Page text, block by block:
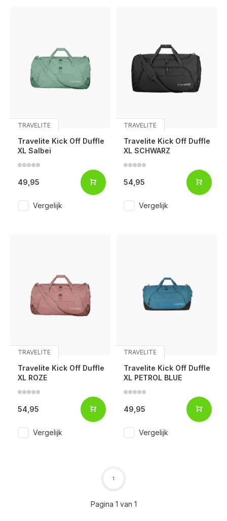
Voor 17:00 besteld, is vandaag verzonden (ma-vr)
TRAVELITE
Travelite Kick Off Duffle
XL Salbei
49,95
Vergelijk
TRAVELITE
Travelite Kick Off Duffle
XL SCHWARZ
54,95
Vergelijk
TRAVELITE
Travelite Kick Off Duffle
XL ROZE
54,95
Vergelijk
TRAVELITE
Travelite Kick Off Duffle
XL PETROL BLUE
49,95
Vergelijk
Pagina 1 van 1
1